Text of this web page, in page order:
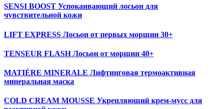
SENSI BOOST Успокаивающий лосьон для
чувствительной кожи
LIFT EXPRESS Лосьон от первых морщин 30+
TENSEUR FLASH Лосьон от морщин 40+
MATIÈRE MINERALE Лифтинговая термоактивная
минеральная маска
COLD CREAM MOUSSE Укрепляющий крем-мусс для